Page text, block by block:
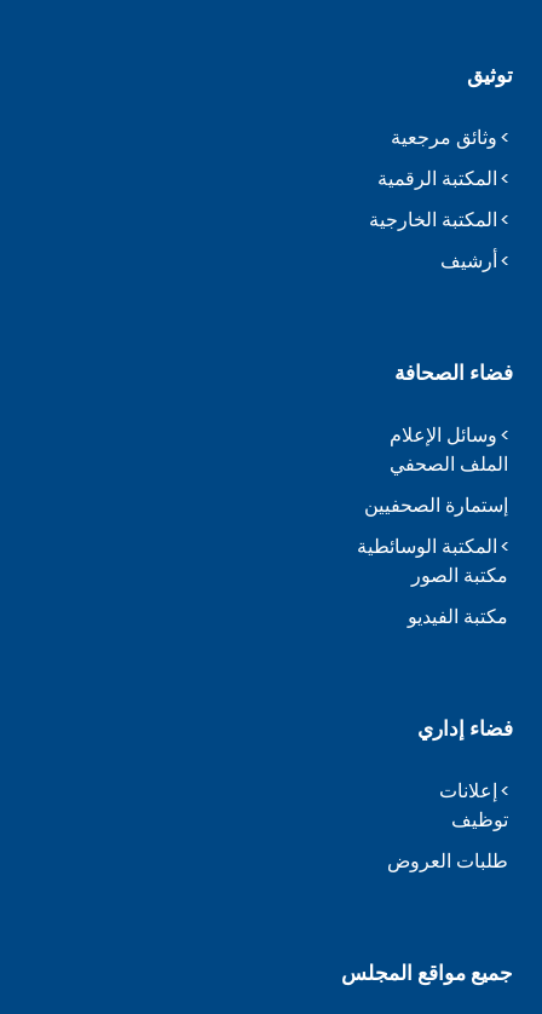
توثيق
وثائق مرجعية
المكتبة الرقمية
المكتبة الخارجية
أرشيف
فضاء الصحافة
وسائل الإعلام
الملف الصحفي
إستمارة الصحفيين
المكتبة الوسائطية
مكتبة الصور
مكتبة الفيديو
فضاء إداري
إعلانات
توظيف
طلبات العروض
جميع مواقع المجلس